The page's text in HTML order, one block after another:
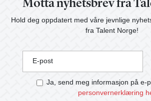
Motta nyhetsbrev fra
Hold deg oppdatert med våre jevnlige
fra Talent Norge!
E-post
Ja, send meg informasjon på e-
personvernerklæring